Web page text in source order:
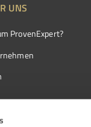
UNS
ProvenExpert?